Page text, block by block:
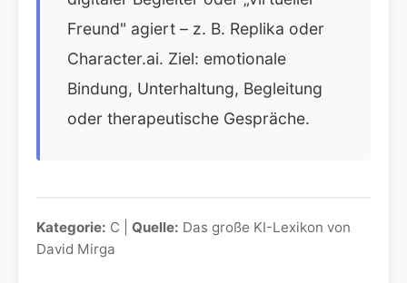
Freund" agiert – z. B. Replika oder
Character.ai. Ziel: emotionale
Bindung, Unterhaltung, Begleitung
oder therapeutische Gespräche.
Kategorie: C | Quelle: Das große KI-Lexikon von
David Mirga